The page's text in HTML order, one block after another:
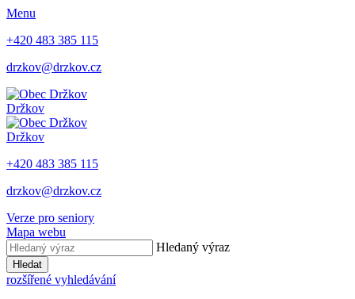
Menu
+420 483 385 115
drzkov@drzkov.cz
Držkov
Držkov
+420 483 385 115
drzkov@drzkov.cz
Verze pro seniory
Mapa webu
Hledaný výraz
Hledat
rozšířené vyhledávání